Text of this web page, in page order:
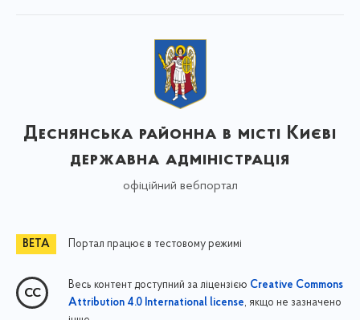
Деснянська районна в місті Києві
державна адміністрація
офіційний вебпортал
Портал працює в тестовому режимі
Весь контент доступний за ліцензією Creative Commons
Attribution 4.0 International license, якщо не зазначено